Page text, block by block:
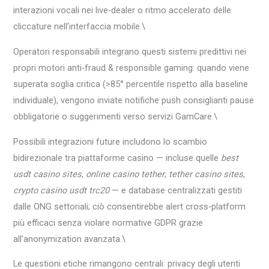
interazioni vocali nei live‑dealer o ritmo accelerato delle
cliccature nell’interfaccia mobile.\
Operatori responsabili integrano questi sistemi predittivi nei
propri motori anti‑fraud & responsible gaming: quando viene
superata soglia critica (>85° percentile rispetto alla baseline
individuale), vengono inviate notifiche push consiglianti pause
obbligatorie o suggerimenti verso servizi GamCare.\
Possibili integrazioni future includono lo scambio
bidirezionale tra piattaforme casino — incluse quelle best
usdt casino sites, online casino tether, tether casino sites,
crypto casino usdt trc20— e database centralizzati gestiti
dalle ONG settoriali; ciò consentirebbe alert cross‑platform
più efficaci senza violare normative GDPR grazie
all’anonymization avanzata.\
Le questioni etiche rimangono centrali: privacy degli utenti